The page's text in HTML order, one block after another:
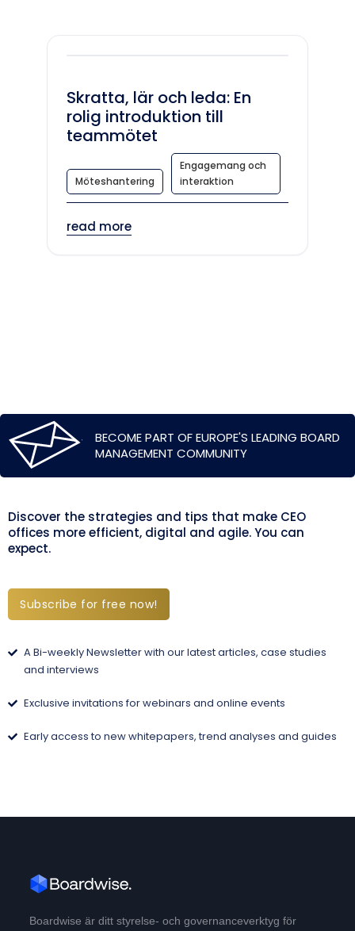
Skratta, lär och leda: En
rolig introduktion till
teammötet
Möteshantering
Engagemang och
interaktion
read more
BECOME PART OF EUROPE'S LEADING BOARD
MANAGEMENT COMMUNITY
Discover the strategies and tips that make CEO
offices more efficient, digital and agile. You can
expect.
Subscribe for free now!
A Bi-weekly Newsletter with our latest articles, case studies
and interviews
Exclusive invitations for webinars and online events
Early access to new whitepapers, trend analyses and guides
Boardwise är ditt styrelse- och governanceverktyg för